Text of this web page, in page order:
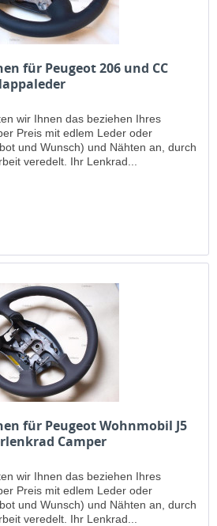
für Peugeot 206 und CC
wir Ihnen das beziehen Ihres
Preis mit edlem Leder oder
und Wunsch) und Nähten an, durch
veredelt. Ihr Lenkrad...
für Peugeot Wohnmobil J5
Camper
wir Ihnen das beziehen Ihres
Preis mit edlem Leder oder
und Wunsch) und Nähten an, durch
veredelt. Ihr Lenkrad...